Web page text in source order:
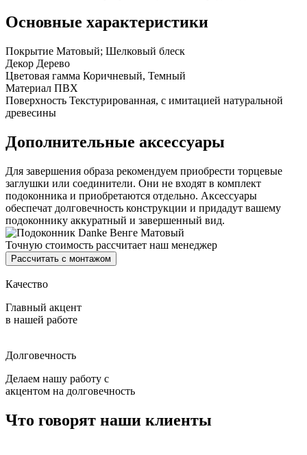
Основные характеристики
Покрытие Матовый; Шелковый блеск
Декор Дерево
Цветовая гамма Коричневый, Темный
Материал ПВХ
Поверхность Текстурированная, с имитацией натуральной
древесины
Дополнительные аксессуары
Для завершения образа рекомендуем приобрести торцевые
заглушки или соединители. Они не входят в комплект
подоконника и приобретаются отдельно. Аксессуары
обеспечат долговечность конструкции и придадут вашему
подоконнику аккуратный и завершенный вид.
Точную стоимость рассчитает наш менеджер
Рассчитать с монтажом
Качество
Главный акцент
в нашей работе
Долговечность
Делаем нашу работу с
акцентом на долговечность
Что говорят наши клиенты